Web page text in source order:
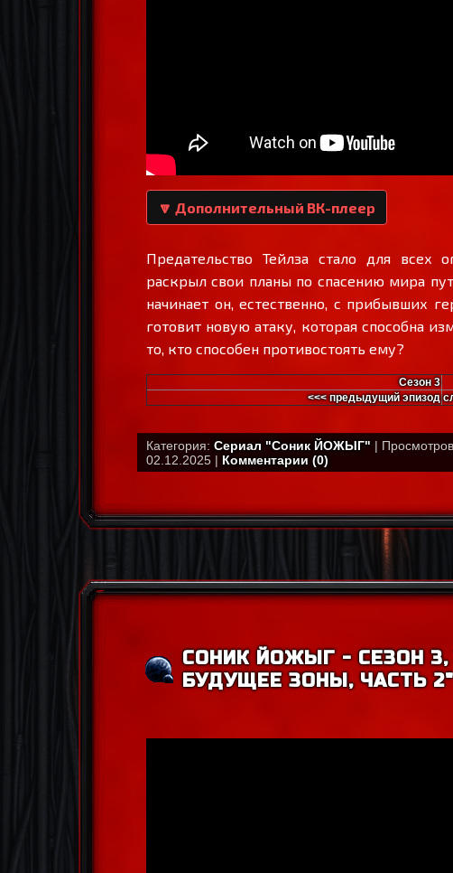
🔽 Дополнительный ВК-плеер
Предательство Тейлза стало для
раскрыл свои планы по спасению мира
начинает он, естественно, с прибывших
готовит новую атаку, которая способна
то, кто способен противостоять ему?
Сезон 3
<<< предыдущий эпизод
Категория: Сериал "Соник ЙОЖЫГ" |
02.12.2025 | Комментарии (0)
СОНИК ЙОЖЫГ - СЕЗОН
БУДУЩЕЕ ЗОНЫ, ЧАСТЬ 2"